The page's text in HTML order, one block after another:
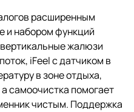
расширенным
и набором функций
жалюзи
iFeel с датчиком в
в зоне отдыха,
самоочистка помогает
чистым. Поддержка